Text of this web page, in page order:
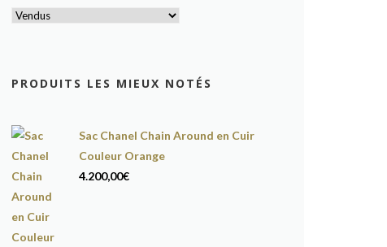
PRODUITS LES MIEUX NOTÉS
Sac Chanel Chain Around en Cuir
Couleur Orange
4.200,00€